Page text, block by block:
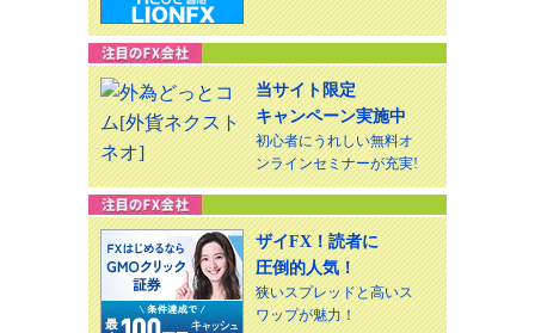
当サイト限定
キャンペーン実施中
初心者にうれしい無料オ
ンラインセミナーが充実!
ザイFX！読者に
圧倒的人気！
狭いスプレッドと高いス
ワップが魅力！